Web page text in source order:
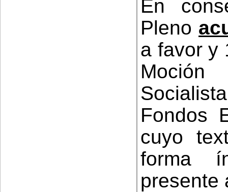
En
Pleno
a favor y
Fondos
cuyo
forma
presente